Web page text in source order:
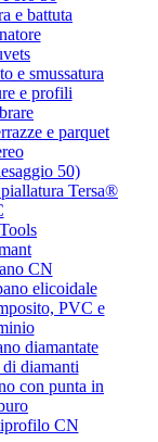
e battuta
e smussatura
e profili
e parquet
50)
Tersa®
CN
elicoidale
PVC e
diamantate
diamanti
con punta in
CN